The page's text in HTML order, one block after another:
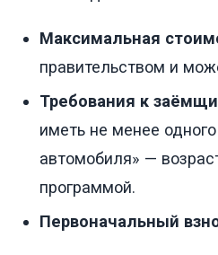
Максимальная
правительством и
Требования к
иметь не менее
автомобиля» —
программой.
Первоначальный